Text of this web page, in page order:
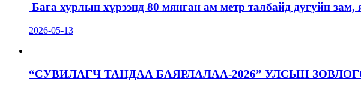
Бага хурлын хүрээнд 80 мянган ам метр талбайд дугуйн зам,
2026-05-13
“СУВИЛАГЧ ТАНДАА БАЯРЛАЛАА-2026” УЛСЫН